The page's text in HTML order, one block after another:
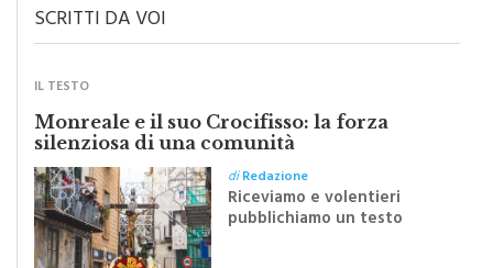
SCRITTI DA VOI
IL TESTO
Monreale e il suo Crocifisso: la forza
silenziosa di una comunità
diRedazione
Riceviamo e volentieri